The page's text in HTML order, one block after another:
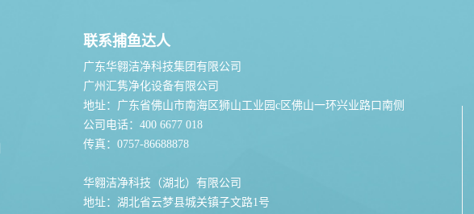
联系捕鱼达人
广东华翱洁净科技集团有限公司
广州汇隽净化设备有限公司
地址：广东省佛山市南海区狮山工业园c区佛山一环兴业路口南侧
公司电话：400 6677 018
传真：0757-86688878
华翱洁净科技（湖北）有限公司
地址：湖北省云梦县城关镇子文路1号